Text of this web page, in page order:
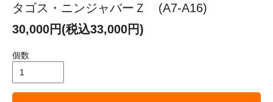
タゴス・ニンジャバーＺ (A7-A16)
30,000円(税込33,000円)
個数